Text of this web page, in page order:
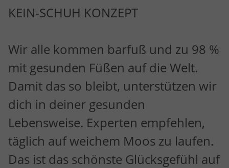
KEIN-SCHUH KONZEPT
Wir alle kommen barfuß und zu 98 %
mit gesunden Füßen auf die Welt.
Damit das so bleibt, unterstützen wir
dich in deiner gesunden
Lebensweise. Experten empfehlen,
täglich auf weichem Moos zu laufen.
Das ist das schönste Glücksgefühl auf